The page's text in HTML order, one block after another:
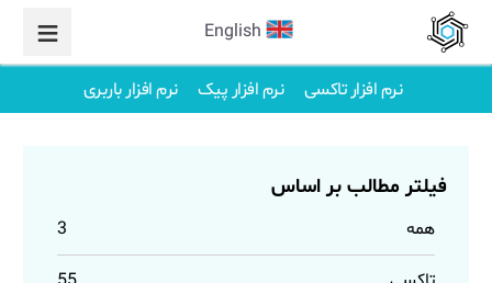
English
نرم افزار تاکسی نرم افزار پیک نرم افزار باربری
فیلتر مطالب بر اساس
همه 3